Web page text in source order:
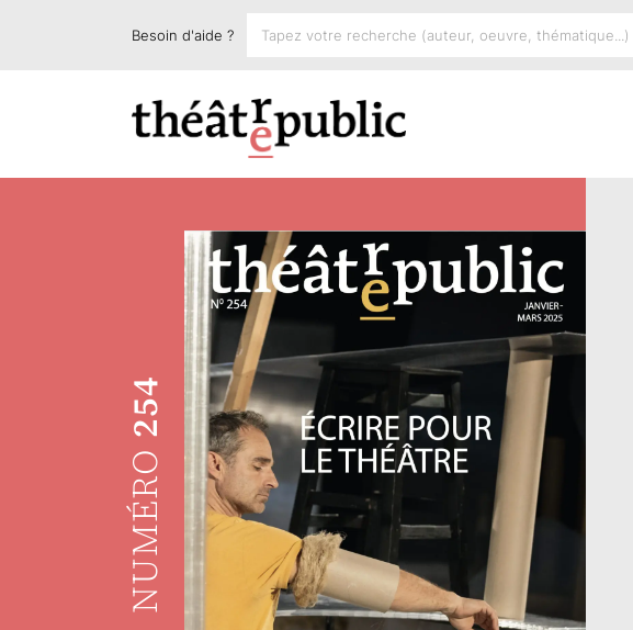
Besoin d'aide ?
NUMÉRO
254